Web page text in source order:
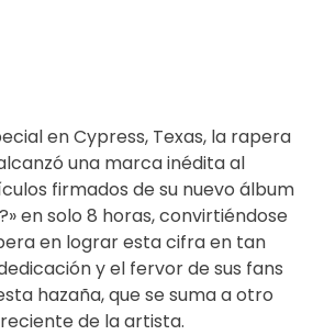
en Cypress, Texas, la rapera
una marca inédita al
firmados de su nuevo álbum
en solo 8 horas, convirtiéndose
en lograr esta cifra en tan
y el fervor de sus fans
hazaña, que se suma a otro
de la artista.